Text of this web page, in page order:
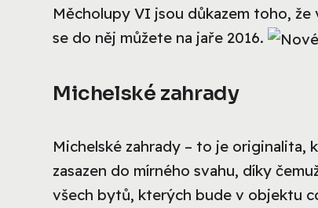
Měcholupy VI jsou důkazem toho,
se do něj můžete na jaře 2016.
Michelské zahrady
Michelské zahrady – to je originalita,
zasazen do mírného svahu, díky
všech bytů, kterých bude v objektu